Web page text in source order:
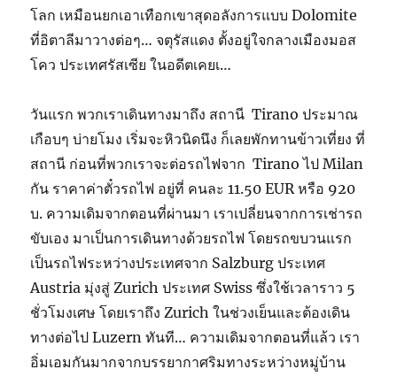
โลก เหมือนยกเอาเทือกเขาสุดอลังการแบบ Dolomite
ที่อิตาลีมาวางต่อๆ… จตุรัสแดง ตั้งอยู่ใจกลางเมืองมอส
โคว ประเทศรัสเซีย ในอดีตเคยเ…
วันแรก พวกเราเดินทางมาถึง สถานี Tirano ประมาณ
เกือบๆ บ่ายโมง เริ่มจะหิวนิดนึง ก็เลยพักทานข้าวเที่ยง ที่
สถานี ก่อนที่พวกเราจะต่อรถไฟจาก Tirano ไป Milan
กัน ราคาค่าตั๋วรถไฟ อยู่ที่ คนละ 11.50 EUR หรือ 920
บ. ความเดิมจากตอนที่ผ่านมา เราเปลี่ยนจากการเช่ารถ
ขับเอง มาเป็นการเดินทางด้วยรถไฟ โดยรถขบวนแรก
เป็นรถไฟระหว่างประเทศจาก Salzburg ประเทศ
Austria มุ่งสู่ Zurich ประเทศ Swiss ซึ่งใช้เวลาราว 5
ชั่วโมงเศษ โดยเราถึง Zurich ในช่วงเย็นและต้องเดิน
ทางต่อไป Luzern ทันที… ความเดิมจากตอนที่แล้ว เรา
อิ่มเอมกันมากจากบรรยากาศริมทางระหว่างหมู่บ้าน